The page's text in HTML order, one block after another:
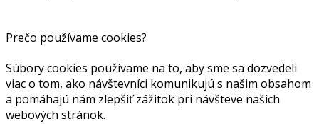
Prečo používame cookies?
Súbory cookies používame na to, aby sme sa dozvedeli
viac o tom, ako návštevníci komunikujú s našim obsahom
a pomáhajú nám zlepšiť zážitok pri návšteve našich
webových stránok.